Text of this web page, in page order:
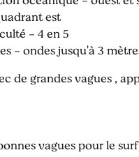
est
- 4 en 5
- ondes jusqu'à 3
de grandes vagues ,
vagues pour le